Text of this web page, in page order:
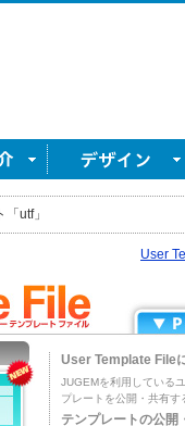
utf」
User
User Template File
JUGEMを利用している
プレートを公開・共有す
テンプレートの公開